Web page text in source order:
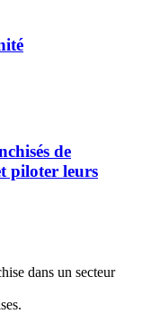
de
piloter leurs
dans un secteur